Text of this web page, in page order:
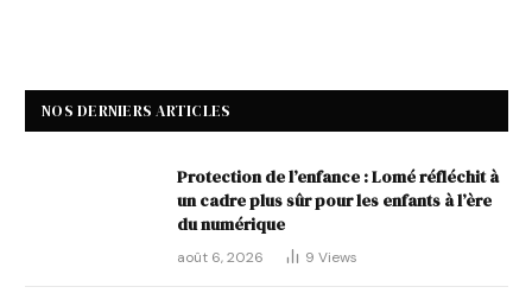
NOS DERNIERS ARTICLES
Protection de l’enfance : Lomé réfléchit à
un cadre plus sûr pour les enfants à l’ère
du numérique
août 6, 2026 9 Views